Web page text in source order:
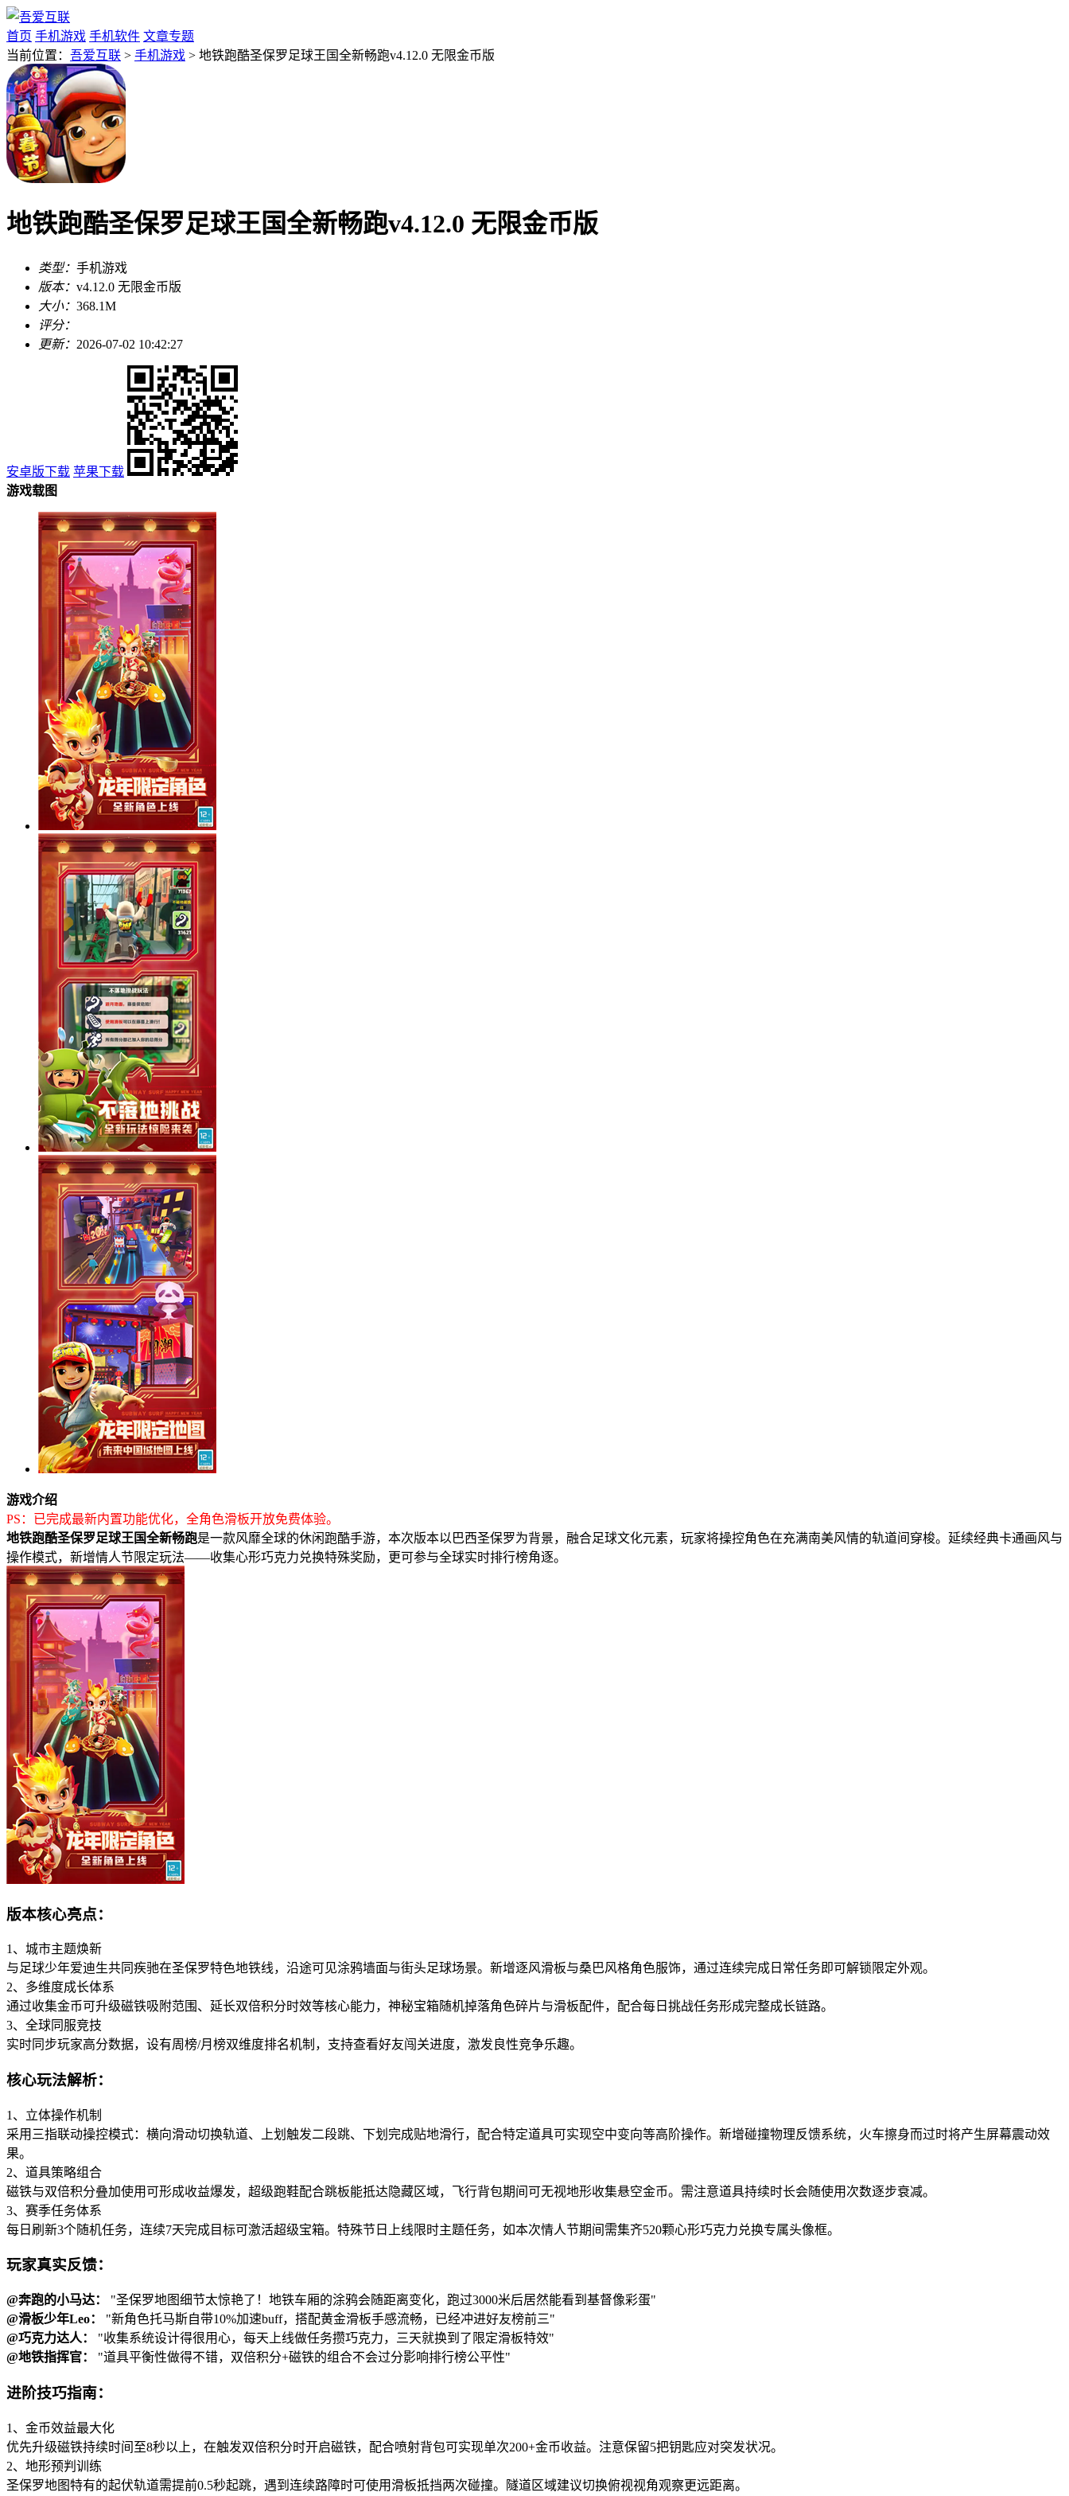
首页 手机游戏 手机软件 文章专题
当前位置： 吾爱互联 > 手机游戏 > 地铁跑酷圣保罗足球王国全新畅跑v4.12.0 无限金币版
地铁跑酷圣保罗足球王国全新畅跑v4.12.0 无限金币版
类型： 手机游戏
版本： v4.12.0 无限金币版
大小： 368.1M
评分：
更新： 2026-07-02 10:42:27
安卓版下载 苹果下载
游戏载图
游戏介绍
PS：已完成最新内置功能优化，全角色滑板开放免费体验。
地铁跑酷圣保罗足球王国全新畅跑是一款风靡全球的休闲跑酷手游，本次版本以巴西圣保罗为背景，融合足球文化元素，玩家将操控角色在充满南美风情的轨道间穿梭。延续经典卡通画风与
操作模式，新增情人节限定玩法——收集心形巧克力兑换特殊奖励，更可参与全球实时排行榜角逐。
版本核心亮点：
1、城市主题焕新
与足球少年爱迪生共同疾驰在圣保罗特色地铁线，沿途可见涂鸦墙面与街头足球场景。新增逐风滑板与桑巴风格角色服饰，通过连续完成日常任务即可解锁限定外观。
2、多维度成长体系
通过收集金币可升级磁铁吸附范围、延长双倍积分时效等核心能力，神秘宝箱随机掉落角色碎片与滑板配件，配合每日挑战任务形成完整成长链路。
3、全球同服竞技
实时同步玩家高分数据，设有周榜/月榜双维度排名机制，支持查看好友闯关进度，激发良性竞争乐趣。
核心玩法解析：
1、立体操作机制
采用三指联动操控模式：横向滑动切换轨道、上划触发二段跳、下划完成贴地滑行，配合特定道具可实现空中变向等高阶操作。新增碰撞物理反馈系统，火车擦身而过时将产生屏幕震动效
果。
2、道具策略组合
磁铁与双倍积分叠加使用可形成收益爆发，超级跑鞋配合跳板能抵达隐藏区域，飞行背包期间可无视地形收集悬空金币。需注意道具持续时长会随使用次数逐步衰减。
3、赛季任务体系
每日刷新3个随机任务，连续7天完成目标可激活超级宝箱。特殊节日上线限时主题任务，如本次情人节期间需集齐520颗心形巧克力兑换专属头像框。
玩家真实反馈：
@奔跑的小马达：
"圣保罗地图细节太惊艳了！地铁车厢的涂鸦会随距离变化，跑过3000米后居然能看到基督像彩蛋"
@滑板少年Leo：
"新角色托马斯自带10%加速buff，搭配黄金滑板手感流畅，已经冲进好友榜前三"
@巧克力达人：
"收集系统设计得很用心，每天上线做任务攒巧克力，三天就换到了限定滑板特效"
@地铁指挥官：
"道具平衡性做得不错，双倍积分+磁铁的组合不会过分影响排行榜公平性"
进阶技巧指南：
1、金币效益最大化
优先升级磁铁持续时间至8秒以上，在触发双倍积分时开启磁铁，配合喷射背包可实现单次200+金币收益。注意保留5把钥匙应对突发状况。
2、地形预判训练
圣保罗地图特有的起伏轨道需提前0.5秒起跳，遇到连续路障时可使用滑板抵挡两次碰撞。隧道区域建议切换俯视视角观察更远距离。